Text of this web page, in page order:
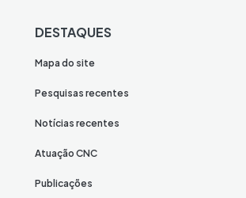
DESTAQUES
Mapa do site
Pesquisas recentes
Notícias recentes
Atuação CNC
Publicações